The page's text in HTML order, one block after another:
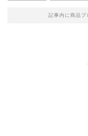
記事内に商品プ